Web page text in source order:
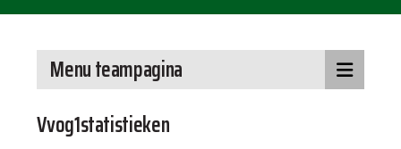
Vvog1statistieken
Menu teampagina